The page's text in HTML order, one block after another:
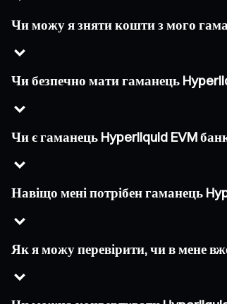
Чи можу я зняти кошти з мого
Чи безпечно мати гаманець
Чи є гаманець Hyperliquid EVM
Навіщо мені потрібен гаманець
Як я можу перевірити, чи в мене